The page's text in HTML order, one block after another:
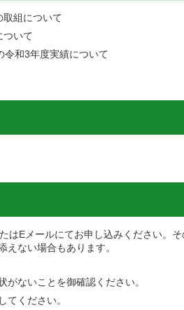
組について
ついて
令和3年度実績について
Eメールにてお申し込みください。
ない場合もあります。
ないことを御確認ください。
ください。